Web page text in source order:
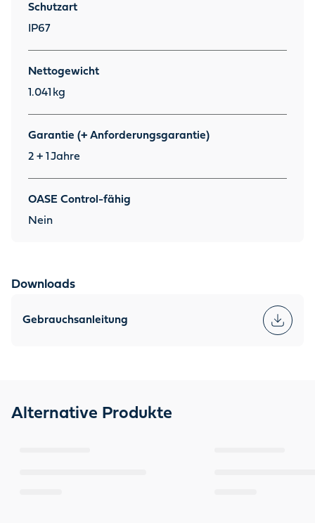
Schutzart
IP67
Nettogewicht
1.041 kg
Garantie (+ Anforderungsgarantie)
2 + 1 Jahre
OASE Control-fähig
Nein
Downloads
Gebrauchsanleitung
Alternative Produkte